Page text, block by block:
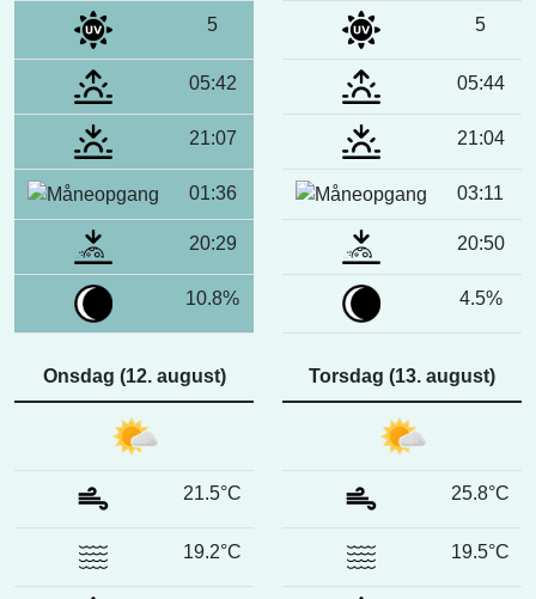
5
05:42
21:07
01:36
20:29
10.8%
5
05:44
21:04
03:11
20:50
4.5%
Onsdag (12. august)
21.5°C
19.2°C
Torsdag (13. august)
25.8°C
19.5°C